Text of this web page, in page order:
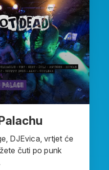
DJEvica, vrtjet će
čuti po punk